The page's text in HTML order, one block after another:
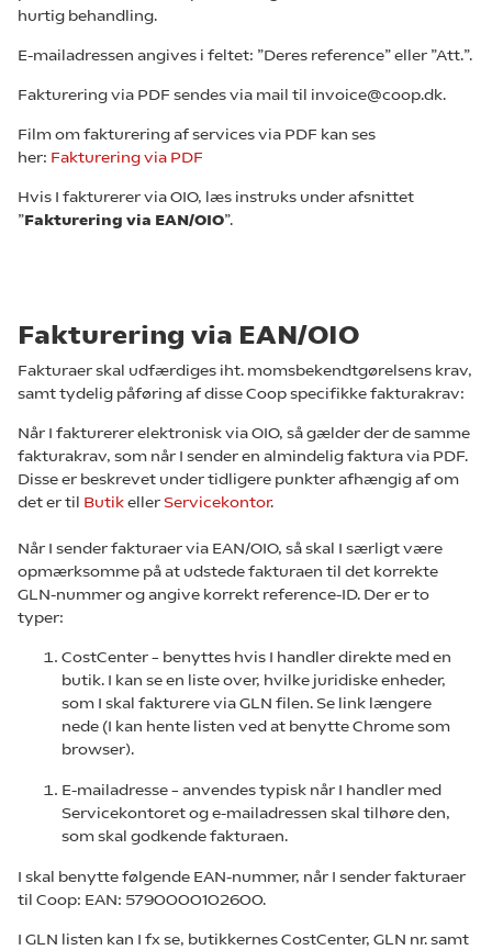
hurtig behandling.
E-mailadressen angives i feltet: ”Deres reference” eller ”Att.”.
Fakturering via PDF sendes via mail til invoice@coop.dk.
Film om fakturering af services via PDF kan ses
her: Fakturering via PDF
Hvis I fakturerer via OIO, læs instruks under afsnittet
”Fakturering via EAN/OIO”.
Fakturering via EAN/OIO
Fakturaer skal udfærdiges iht. momsbekendtgørelsens krav,
samt tydelig påføring af disse Coop specifikke fakturakrav:
Når I fakturerer elektronisk via OIO, så gælder der de samme
fakturakrav, som når I sender en almindelig faktura via PDF.
Disse er beskrevet under tidligere punkter afhængig af om
det er til ButikellerServicekontor.
Når I sender fakturaer via EAN/OIO, så skal I særligt være
opmærksomme på at udstede fakturaen til det korrekte
GLN-nummer og angive korrekt reference-ID. Der er to
typer:
CostCenter – benyttes hvis I handler direkte med en
butik. I kan se en liste over, hvilke juridiske enheder,
som I skal fakturere via GLN filen. Se link længere
nede (I kan hente listen ved at benytte Chrome som
browser).
E-mailadresse – anvendes typisk når I handler med
Servicekontoret og e-mailadressen skal tilhøre den,
som skal godkende fakturaen.
I skal benytte følgende EAN-nummer, når I sender fakturaer
til Coop: EAN: 5790000102600.
I GLN listen kan I fx se, butikkernes CostCenter, GLN nr. samt